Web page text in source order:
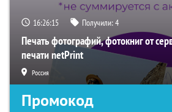
16:26:14 Получили:4
Печать фотографий, фотокниг от
печати netPrint
Россия
Промокод